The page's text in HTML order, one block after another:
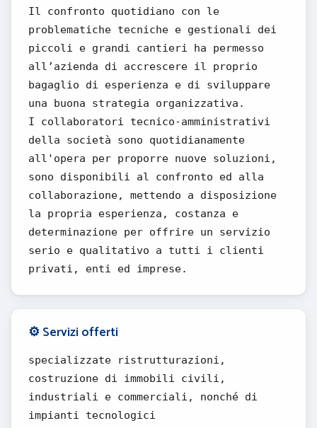
Il confronto quotidiano con le
problematiche tecniche e gestionali dei
piccoli e grandi cantieri ha permesso
all’azienda di accrescere il proprio
bagaglio di esperienza e di sviluppare
una buona strategia organizzativa.
I collaboratori tecnico-amministrativi
della società sono quotidianamente
all'opera per proporre nuove soluzioni,
sono disponibili al confronto ed alla
collaborazione, mettendo a disposizione
la propria esperienza, costanza e
determinazione per offrire un servizio
serio e qualitativo a tutti i clienti
privati, enti ed imprese.
⚙️ Servizi offerti
specializzate ristrutturazioni,
costruzione di immobili civili,
industriali e commerciali, nonché di
impianti tecnologici